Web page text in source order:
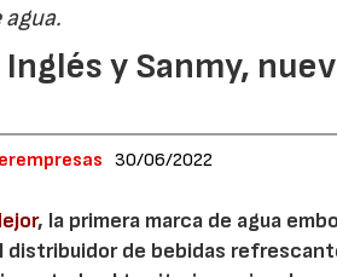
y Sanmy,
30/06/2022
, la primera marca de agua
distribuidor de bebidas